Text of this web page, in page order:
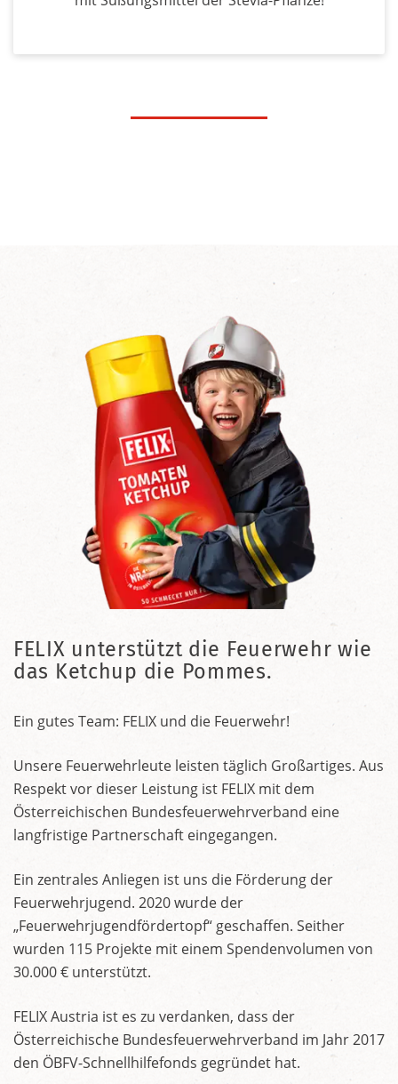
FELIX unterstützt die Feuerwehr wie
das Ketchup die Pommes.
Ein gutes Team: FELIX und die Feuerwehr!
Unsere Feuerwehrleute leisten täglich Großartiges. Aus
Respekt vor dieser Leistung ist FELIX mit dem
Österreichischen Bundesfeuerwehrverband eine
langfristige Partnerschaft eingegangen.
Ein zentrales Anliegen ist uns die Förderung der
Feuerwehrjugend. 2020 wurde der
„Feuerwehrjugendfördertopf“ geschaffen. Seither
wurden 115 Projekte mit einem Spendenvolumen von
30.000 € unterstützt.
FELIX Austria ist es zu verdanken, dass der
Österreichische Bundesfeuerwehrverband im Jahr 2017
den ÖBFV-Schnellhilfefonds gegründet hat.